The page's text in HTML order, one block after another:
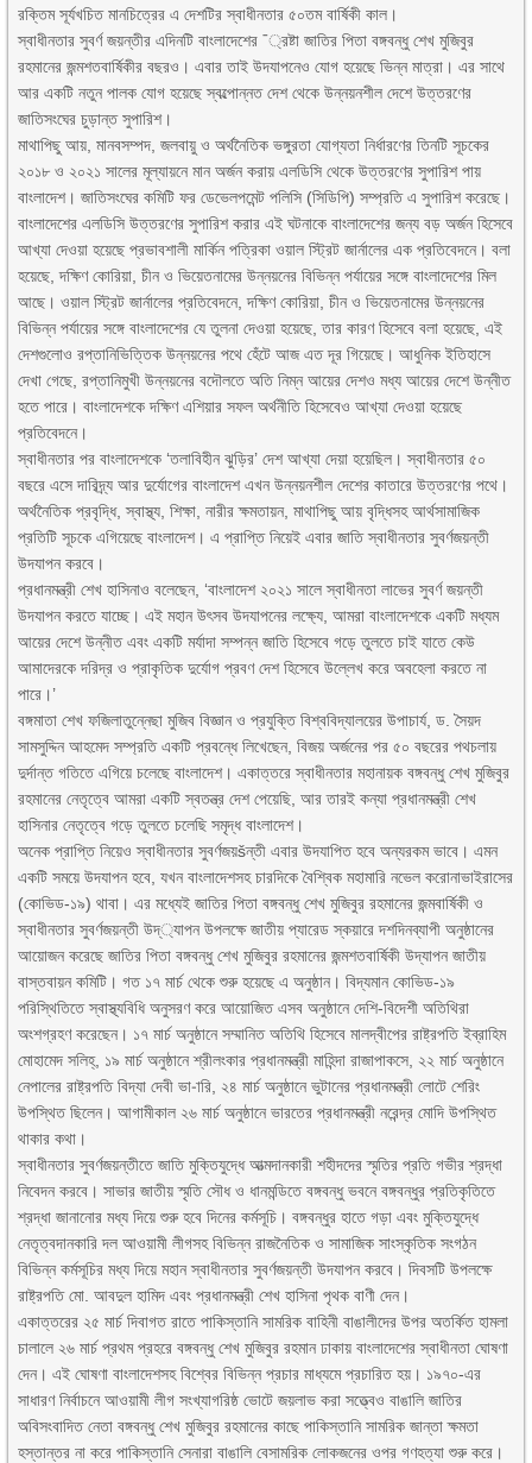
রক্তিম সূর্যখচিত মানচিত্রের এ দেশটির স্বাধীনতার ৫০তম বার্ষিকী কাল।
স্বাধীনতার সুবর্ণ জয়ন্তীর এদিনটি বাংলাদেশের ¯্রষ্টা জাতির পিতা বঙ্গবন্ধু শেখ মুজিবুর
রহমানের জন্মশতবার্ষিকীর বছরও। এবার তাই উদযাপনেও যোগ হয়েছে ভিন্ন মাত্রা। এর সাথে
আর একটি নতুন পালক যোগ হয়েছে স্বল্পোন্নত দেশ থেকে উন্নয়নশীল দেশে উত্তরণের
জাতিসংঘের চুড়ান্ত সুপারিশ।
মাথাপিছু আয়, মানবসম্পদ, জলবায়ু ও অর্থনৈতিক ভঙ্গুরতা যোগ্যতা নির্ধারণের তিনটি সূচকের
২০১৮ ও ২০২১ সালের মূল্যায়নে মান অর্জন করায় এলডিসি থেকে উত্তরণের সুপারিশ পায়
বাংলাদেশ। জাতিসংঘের কমিটি ফর ডেভেলপমেন্ট পলিসি (সিডিপি) সম্প্রতি এ সুপারিশ করেছে।
বাংলাদেশের এলডিসি উত্তরণের সুপারিশ করার এই ঘটনাকে বাংলাদেশের জন্য বড় অর্জন হিসেবে
আখ্যা দেওয়া হয়েছে প্রভাবশালী মার্কিন পত্রিকা ওয়াল স্ট্রিট জার্নালের এক প্রতিবেদনে। বলা
হয়েছে, দক্ষিণ কোরিয়া, চীন ও ভিয়েতনামের উন্নয়নের বিভিন্ন পর্যায়ের সঙ্গে বাংলাদেশের মিল
আছে। ওয়াল স্ট্রিট জার্নালের প্রতিবেদনে, দক্ষিণ কোরিয়া, চীন ও ভিয়েতনামের উন্নয়নের
বিভিন্ন পর্যায়ের সঙ্গে বাংলাদেশের যে তুলনা দেওয়া হয়েছে, তার কারণ হিসেবে বলা হয়েছে, এই
দেশগুলোও রপ্তানিভিত্তিক উন্নয়নের পথে হেঁটে আজ এত দূর গিয়েছে। আধুনিক ইতিহাসে
দেখা গেছে, রপ্তানিমুখী উন্নয়নের বদৌলতে অতি নিম্ন আয়ের দেশও মধ্য আয়ের দেশে উন্নীত
হতে পারে। বাংলাদেশকে দক্ষিণ এশিয়ার সফল অর্থনীতি হিসেবেও আখ্যা দেওয়া হয়েছে
প্রতিবেদনে।
স্বাধীনতার পর বাংলাদেশকে ‘তলাবিহীন ঝুড়ির’ দেশ আখ্যা দেয়া হয়েছিল। স্বাধীনতার ৫০
বছরে এসে দারিদ্র্য আর দুর্যোগের বাংলাদেশ এখন উন্নয়নশীল দেশের কাতারে উত্তরণের পথে।
অর্থনৈতিক প্রবৃদ্ধি, স্বাস্থ্য, শিক্ষা, নারীর ক্ষমতায়ন, মাথাপিছু আয় বৃদ্ধিসহ আর্থসামাজিক
প্রতিটি সূচকে এগিয়েছে বাংলাদেশ। এ প্রাপ্তি নিয়েই এবার জাতি স্বাধীনতার সুবর্ণজয়ন্তী
উদযাপন করবে।
প্রধানমন্ত্রী শেখ হাসিনাও বলেছেন, ‘বাংলাদেশ ২০২১ সালে স্বাধীনতা লাভের সুবর্ণ জয়ন্তী
উদযাপন করতে যাচ্ছে। এই মহান উৎসব উদযাপনের লক্ষ্যে, আমরা বাংলাদেশকে একটি মধ্যম
আয়ের দেশে উন্নীত এবং একটি মর্যাদা সম্পন্ন জাতি হিসেবে গড়ে তুলতে চাই যাতে কেউ
আমাদেরকে দরিদ্র ও প্রাকৃতিক দুর্যোগ প্রবণ দেশ হিসেবে উল্লেখ করে অবহেলা করতে না
পারে।’
বঙ্গমাতা শেখ ফজিলাতুন্নেছা মুজিব বিজ্ঞান ও প্রযুক্তি বিশ্ববিদ্যালয়ের উপাচার্য, ড. সৈয়দ
সামসুদ্দিন আহমেদ সম্প্রতি একটি প্রবন্ধে লিখেছেন, বিজয় অর্জনের পর ৫০ বছরের পথচলায়
দুর্দান্ত গতিতে এগিয়ে চলেছে বাংলাদেশ। একাত্তরে স্বাধীনতার মহানায়ক বঙ্গবন্ধু শেখ মুজিবুর
রহমানের নেতৃত্বে আমরা একটি স্বতন্ত্র দেশ পেয়েছি, আর তারই কন্যা প্রধানমন্ত্রী শেখ
হাসিনার নেতৃত্বে গড়ে তুলতে চলেছি সমৃদ্ধ বাংলাদেশ।
অনেক প্রাপ্তি নিয়েও স্বাধীনতার সুবর্ণজয়šন্তী এবার উদযাপিত হবে অন্যরকম ভাবে। এমন
একটি সময়ে উদযাপন হবে, যখন বাংলাদেশসহ চারদিকে বৈশ্বিক মহামারি নভেল করোনাভাইরাসের
(কোভিড-১৯) থাবা। এর মধ্যেই জাতির পিতা বঙ্গবন্ধু শেখ মুজিবুর রহমানের জন্মবার্ষিকী ও
স্বাধীনতার সুবর্ণজয়ন্তী উদ্্যাপন উপলক্ষে জাতীয় প্যারেড স্কয়ারে দশদিনব্যাপী অনুষ্ঠানের
আয়োজন করেছে জাতির পিতা বঙ্গবন্ধু শেখ মুজিবুর রহমানের জন্মশতবার্ষিকী উদ্যাপন জাতীয়
বাস্তবায়ন কমিটি। গত ১৭ মার্চ থেকে শুরু হয়েছে এ অনুষ্ঠান। বিদ্যমান কোভিড-১৯
পরিস্থিতিতে স্বাস্থ্যবিধি অনুসরণ করে আয়োজিত এসব অনুষ্ঠানে দেশি-বিদেশী অতিথিরা
অংশগ্রহণ করেছেন। ১৭ মার্চ অনুষ্ঠানে সম্মানিত অতিথি হিসেবে মালদ্বীপের রাষ্ট্রপতি ইব্রাহিম
মোহামেদ সলিহ্, ১৯ মার্চ অনুষ্ঠানে শ্রীলংকার প্রধানমন্ত্রী মাহিন্দা রাজাপাকসে, ২২ মার্চ অনুষ্ঠানে
নেপালের রাষ্ট্রপতি বিদ্যা দেবী ভা-ারি, ২৪ মার্চ অনুষ্ঠানে ভুটানের প্রধানমন্ত্রী লোটে শেরিং
উপস্থিত ছিলেন। আগামীকাল ২৬ মার্চ অনুষ্ঠানে ভারতের প্রধানমন্ত্রী নরেন্দ্র মোদি উপস্থিত
থাকার কথা।
স্বাধীনতার সুবর্ণজয়ন্তীতে জাতি মুক্তিযুদ্ধে আত্মদানকারী শহীদদের স্মৃতির প্রতি গভীর শ্রদ্ধা
নিবেদন করবে। সাভার জাতীয় স্মৃতি সৌধ ও ধানমন্ডিতে বঙ্গবন্ধু ভবনে বঙ্গবন্ধুর প্রতিকৃতিতে
শ্রদ্ধা জানানোর মধ্য দিয়ে শুরু হবে দিনের কর্মসূচি। বঙ্গবন্ধুর হাতে গড়া এবং মুক্তিযুদ্ধে
নেতৃত্বদানকারি দল আওয়ামী লীগসহ বিভিন্ন রাজনৈতিক ও সামাজিক সাংস্কৃতিক সংগঠন
বিভিন্ন কর্মসূচির মধ্য দিয়ে মহান স্বাধীনতার সুবর্ণজয়ন্তী উদযাপন করবে। দিবসটি উপলক্ষে
রাষ্ট্রপতি মো. আবদুল হামিদ এবং প্রধানমন্ত্রী শেখ হাসিনা পৃথক বাণী দেন।
একাত্তরের ২৫ মার্চ দিবাগত রাতে পাকিস্তানি সামরিক বাহিনী বাঙালীদের উপর অতর্কিত হামলা
চালালে ২৬ মার্চ প্রথম প্রহরে বঙ্গবন্ধু শেখ মুজিবুর রহমান ঢাকায় বাংলাদেশের স্বাধীনতা ঘোষণা
দেন। এই ঘোষণা বাংলাদেশসহ বিশ্বের বিভিন্ন প্রচার মাধ্যমে প্রচারিত হয়। ১৯৭০-এর
সাধারণ নির্বাচনে আওয়ামী লীগ সংখ্যাগরিষ্ঠ ভোটে জয়লাভ করা সত্ত্বেও বাঙালি জাতির
অবিসংবাদিত নেতা বঙ্গবন্ধু শেখ মুজিবুর রহমানের কাছে পাকিস্তানি সামরিক জান্তা ক্ষমতা
হস্তান্তর না করে পাকিস্তানি সেনারা বাঙালি বেসামরিক লোকজনের ওপর গণহত্যা শুরু করে।